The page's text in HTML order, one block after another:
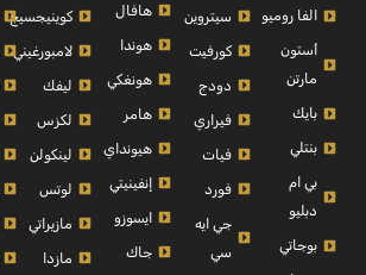
الفا روميو
أستون
مارتن
بايك
بنتلي
بي ام
دبليو
بوجاتي
سيتروين
كورفيت
دودج
فيراري
فيات
فورد
جي ايه
سي
هافال
هوندا
هونغكي
هامر
هيونداي
إنفينيتي
ايسوزو
جاك
كوينيجسيج
لامبورغيني
ليفك
لكزس
لينكولن
لوتس
مازيراتي
مازدا